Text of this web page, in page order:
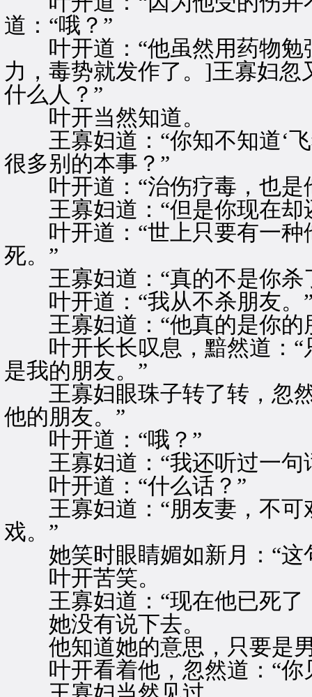
道：“哦？”
叶开道：“他虽然用药物勉
力，毒势就发作了。]王寡妇忽
什么人？”
叶开当然知道。
王寡妇道：“你知不知道‘飞
很多别的本事？”
叶开道：“治伤疗毒，也是
王寡妇道：“但是你现在却
叶开道：“世上只要有一种
死。”
王寡妇道：“真的不是你杀
叶开道：“我从不杀朋友。
王寡妇道：“他真的是你的
叶开长长叹息，黯然道：“
是我的朋友。”
王寡妇眼珠子转了转，忽然
他的朋友。”
叶开道：“哦？”
王寡妇道：“我还听过一句
叶开道：“什么话？”
王寡妇道：“朋友妻，不可
戏。”
她笑时眼睛媚如新月：“这
叶开苦笑。
王寡妇道：“现在他已死了
她没有说下去。
他知道她的意思，只要是男
叶开看着他，忽然道：“你